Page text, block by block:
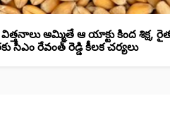
అమ్మితే ఆ యాక్టు కింద శిక్ష,
సీఎం రేవంత్ రెడ్డి కీలక చర్యలు